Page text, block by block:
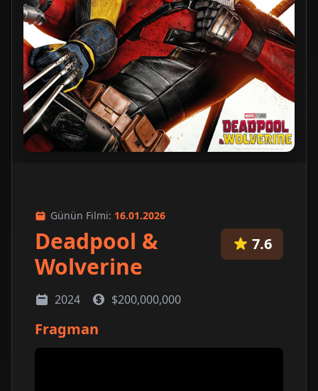
Günün Filmi: 16.01.2026
Deadpool &
Wolverine
7.6
2024 $200,000,000
Fragman